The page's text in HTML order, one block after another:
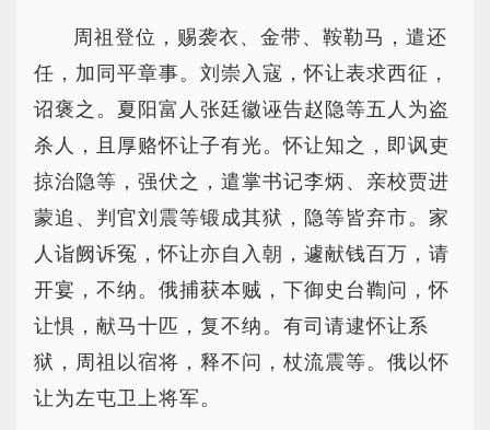
周祖登位，赐袭衣、金带、鞍勒马，遣还
任，加同平章事。刘崇入寇，怀让表求西征，
诏褒之。夏阳富人张廷徽诬告赵隐等五人为盗
杀人，且厚赂怀让子有光。怀让知之，即讽吏
掠治隐等，强伏之，遣掌书记李炳、亲校贾进
蒙追、判官刘震等锻成其狱，隐等皆弃市。家
人诣阙诉冤，怀让亦自入朝，遽献钱百万，请
开宴，不纳。俄捕获本贼，下御史台鞫问，怀
让惧，献马十匹，复不纳。有司请逮怀让系
狱，周祖以宿将，释不问，杖流震等。俄以怀
让为左屯卫上将军。